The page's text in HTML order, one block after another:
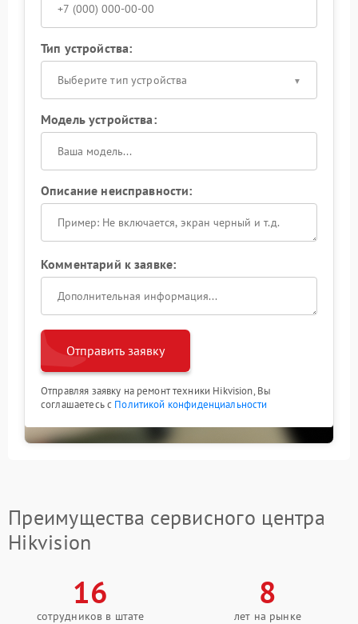
Тип устройства:
Выберите тип устройства
Модель устройства:
Описание неисправности:
Комментарий к заявке:
Отправить заявку
Отправляя заявку на ремонт техники Hikvision, Вы
соглашаетесь с Политикой конфиденциальности
Преимущества сервисного центра
Hikvision
16
сотрудников в штате
8
лет на рынке